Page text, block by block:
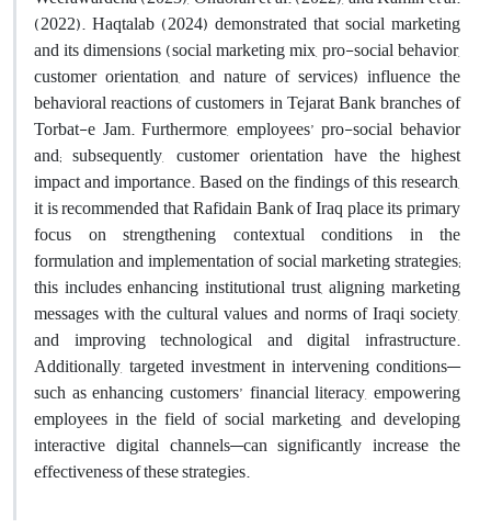
(2022). Haqtalab (2024) demonstrated that social marketing
and its dimensions (social marketing mix, pro-social behavior,
customer orientation, and nature of services) influence the
behavioral reactions of customers in Tejarat Bank branches of
Torbat-e Jam. Furthermore, employees’ pro-social behavior
and; subsequently, customer orientation have the highest
impact and importance. Based on the findings of this research,
it is recommended that Rafidain Bank of Iraq place its primary
focus on strengthening contextual conditions in the
formulation and implementation of social marketing strategies;
this includes enhancing institutional trust, aligning marketing
messages with the cultural values and norms of Iraqi society,
and improving technological and digital infrastructure.
Additionally, targeted investment in intervening conditions—
such as enhancing customers’ financial literacy, empowering
employees in the field of social marketing, and developing
interactive digital channels—can significantly increase the
effectiveness of these strategies.